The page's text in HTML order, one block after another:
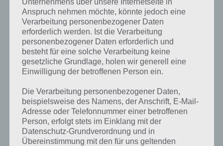
Anspruch nehmen möchte, könnte jedoch eine
Verarbeitung personenbezogener Daten
erforderlich werden. Ist die Verarbeitung
personenbezogener Daten erforderlich und
besteht für eine solche Verarbeitung keine
gesetzliche Grundlage, holen wir generell eine
Einwilligung der betroffenen Person ein.
Die Verarbeitung personenbezogener Daten,
beispielsweise des Namens, der Anschrift, E-Mail-
Adresse oder Telefonnummer einer betroffenen
Person, erfolgt stets im Einklang mit der
Datenschutz-Grundverordnung und in
Übereinstimmung mit den für uns geltenden